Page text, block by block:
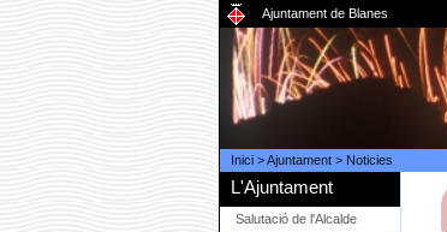
Ajuntament de Blanes
Inici>Ajuntament> Noticies
L'Ajuntament
Salutació de l'Alcalde